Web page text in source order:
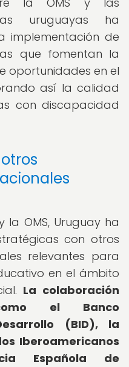
uruguayas ha
implementación de
que fomentan la
oportunidades en el
así la calidad
con discapacidad
la OMS, Uruguay ha
con otros
relevantes para
en el ámbito
La colaboración
el Banco
(BID), la
Iberoamericanos
Española de